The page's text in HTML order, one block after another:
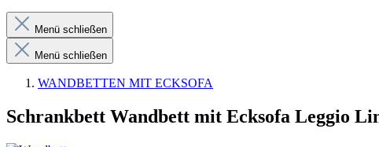
Menü schließen
Menü schließen
WANDBETTEN MIT ECKSOFA
Schrankbett Wandbett mit Ecksofa Leggio